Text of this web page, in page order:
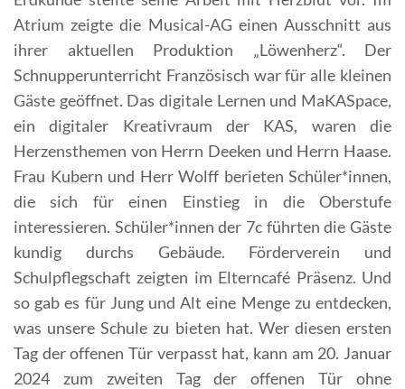
Atrium zeigte die Musical-AG einen Ausschnitt aus
ihrer aktuellen Produktion „Löwenherz“. Der
Schnupperunterricht Französisch war für alle kleinen
Gäste geöffnet. Das digitale Lernen und MaKASpace,
ein digitaler Kreativraum der KAS, waren die
Herzensthemen von Herrn Deeken und Herrn Haase.
Frau Kubern und Herr Wolff berieten Schüler*innen,
die sich für einen Einstieg in die Oberstufe
interessieren. Schüler*innen der 7c führten die Gäste
kundig durchs Gebäude. Förderverein und
Schulpflegschaft zeigten im Elterncafé Präsenz. Und
so gab es für Jung und Alt eine Menge zu entdecken,
was unsere Schule zu bieten hat. Wer diesen ersten
Tag der offenen Tür verpasst hat, kann am 20. Januar
2024 zum zweiten Tag der offenen Tür ohne